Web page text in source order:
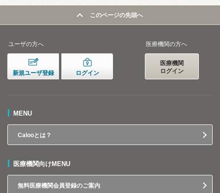
このページの先頭へ
ユーザの方へ
新規ユーザ登録 ログイン
医療機関の方へ
医療機関
ログイン
MENU
Calooとは？
医療機関向けMENU
無料医療機関会員登録のご案内